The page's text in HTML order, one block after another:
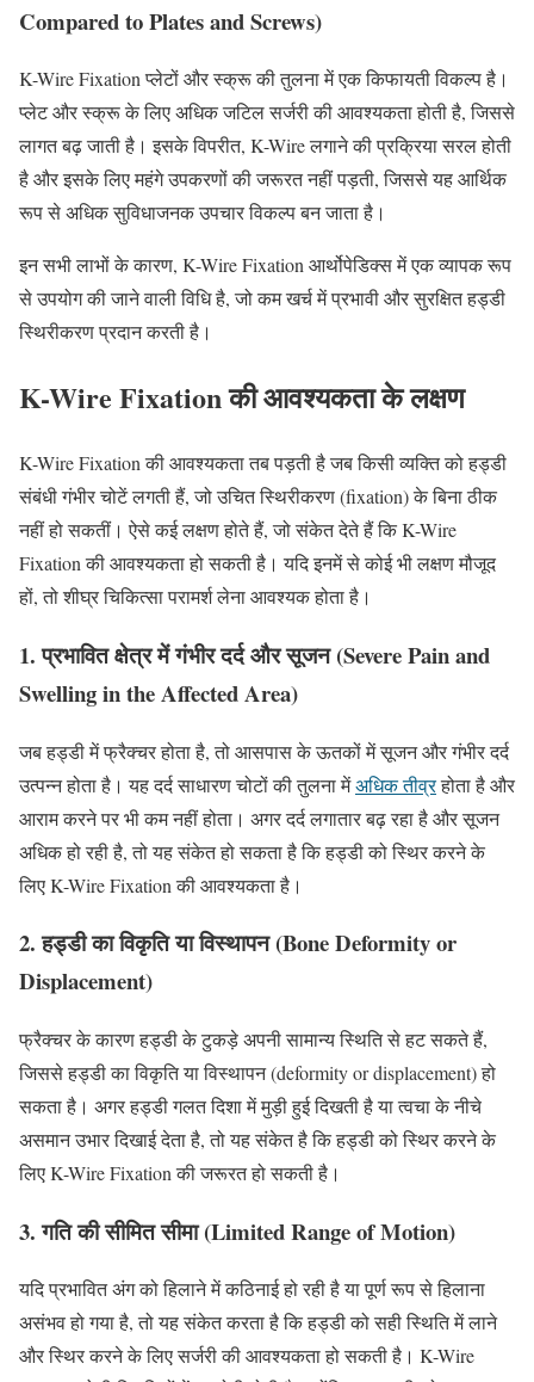
Compared to Plates and Screws)
K-Wire Fixation प्लेटों और स्क्रू की तुलना में एक किफायती विकल्प है।
प्लेट और स्क्रू के लिए अधिक जटिल सर्जरी की आवश्यकता होती है, जिससे
लागत बढ़ जाती है। इसके विपरीत, K-Wire लगाने की प्रक्रिया सरल होती
है और इसके लिए महंगे उपकरणों की जरूरत नहीं पड़ती, जिससे यह आर्थिक
रूप से अधिक सुविधाजनक उपचार विकल्प बन जाता है।
इन सभी लाभों के कारण, K-Wire Fixation आर्थोपेडिक्स में एक व्यापक रूप
से उपयोग की जाने वाली विधि है, जो कम खर्च में प्रभावी और सुरक्षित हड्डी
स्थिरीकरण प्रदान करती है।
K-Wire Fixationकीआवश्यकताकेलक्षण
K-Wire Fixation की आवश्यकता तब पड़ती है जब किसी व्यक्ति को हड्डी
संबंधी गंभीर चोटें लगती हैं, जो उचित स्थिरीकरण (fixation) के बिना ठीक
नहीं हो सकतीं। ऐसे कई लक्षण होते हैं, जो संकेत देते हैं कि K-Wire
Fixation की आवश्यकता हो सकती है। यदि इनमें से कोई भी लक्षण मौजूद
हों, तो शीघ्र चिकित्सा परामर्श लेना आवश्यक होता है।
1. प्रभावित क्षेत्र में गंभीर दर्द और सूजन (Severe Pain and
Swelling in the Affected Area)
जब हड्डी में फ्रैक्चर होता है, तो आसपास के ऊतकों में सूजन और गंभीर दर्द
उत्पन्न होता है। यह दर्द साधारण चोटों की तुलना मेंअधिक तीव्रहोता है और
आराम करने पर भी कम नहीं होता। अगर दर्द लगातार बढ़ रहा है और सूजन
अधिक हो रही है, तो यह संकेत हो सकता है कि हड्डी को स्थिर करने के
लिए K-Wire Fixation की आवश्यकता है।
2. हड्डी का विकृति या विस्थापन (Bone Deformity or
Displacement)
फ्रैक्चर के कारण हड्डी के टुकड़े अपनी सामान्य स्थिति से हट सकते हैं,
जिससे हड्डी का विकृति या विस्थापन (deformity or displacement) हो
सकता है। अगर हड्डी गलत दिशा में मुड़ी हुई दिखती है या त्वचा के नीचे
असमान उभार दिखाई देता है, तो यह संकेत है कि हड्डी को स्थिर करने के
लिए K-Wire Fixation की जरूरत हो सकती है।
3. गति की सीमित सीमा (Limited Range of Motion)
यदि प्रभावित अंग को हिलाने में कठिनाई हो रही है या पूर्ण रूप से हिलाना
असंभव हो गया है, तो यह संकेत करता है कि हड्डी को सही स्थिति में लाने
और स्थिर करने के लिए सर्जरी की आवश्यकता हो सकती है। K-Wire